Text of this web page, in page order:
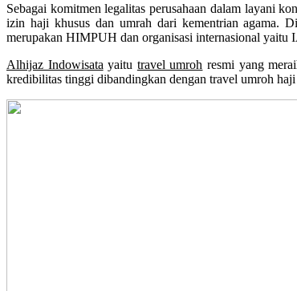
Sebagai komitmen legalitas perusahaan dalam layani
izin haji khusus dan umrah dari kementrian agama.
merupakan HIMPUH dan organisasi internasional yaitu
Alhijaz Indowisata yaitu travel umroh resmi yang
kredibilitas tinggi dibandingkan dengan travel umroh